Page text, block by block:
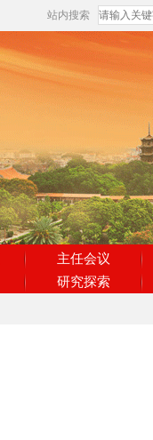
站内搜索
主任会议
研究探索